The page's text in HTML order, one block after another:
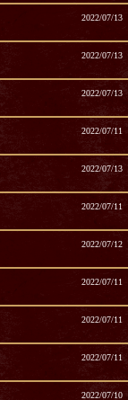
2022/07/13
2022/07/13
2022/07/13
2022/07/11
2022/07/13
2022/07/11
2022/07/12
2022/07/11
2022/07/11
2022/07/11
2022/07/10